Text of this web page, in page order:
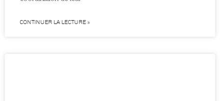
CONTINUER LA LECTURE »